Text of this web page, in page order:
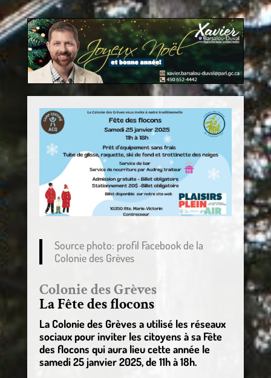
Source photo: profil Facebook de la
Colonie des Grèves
Colonie des Grèves
La Fête des flocons
La Colonie des Grèves a utilisé les réseaux
sociaux pour inviter les citoyens à sa Fête
des flocons qui aura lieu cette année le
samedi 25 janvier 2025, de 11h à 18h.